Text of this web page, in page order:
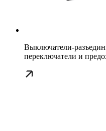
Выключатели-
переключатели и